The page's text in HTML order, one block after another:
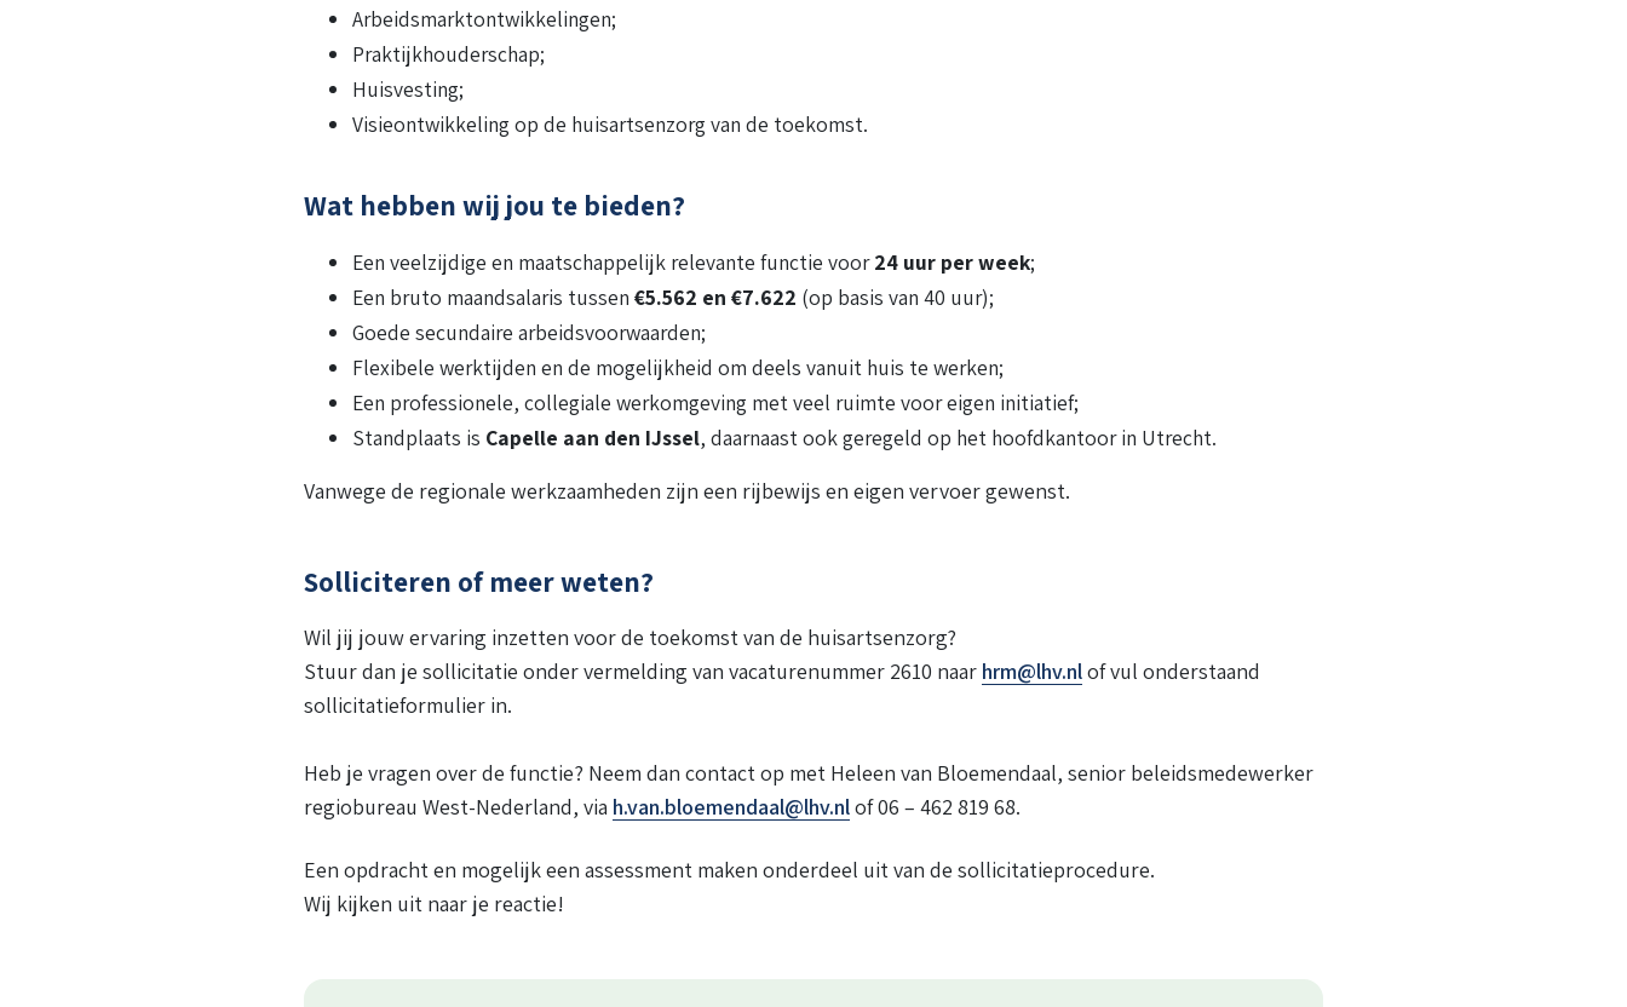
Arbeidsmarktontwikkelingen;
Praktijkhouderschap;
Huisvesting;
Visieontwikkeling op de huisartsenzorg van de toekomst.
Wat hebben wij jou te bieden?
Een veelzijdige en maatschappelijk relevante functie voor24 uur per week;
Een bruto maandsalaris tussen €5.562 en €7.622 (op basis van 40 uur);
Goede secundaire arbeidsvoorwaarden;
Flexibele werktijden en de mogelijkheid om deels vanuit huis te werken;
Een professionele, collegiale werkomgeving met veel ruimte voor eigen initiatief;
Standplaats is Capelle aan den IJssel, daarnaast ook geregeld op het hoofdkantoor in Utrecht.
Vanwege de regionale werkzaamheden zijn een rijbewijs en eigen vervoer gewenst.
Solliciteren of meer weten?
Wil jij jouw ervaring inzetten voor de toekomst van de huisartsenzorg?
Stuur dan je sollicitatie onder vermelding van vacaturenummer 2610 naar hrm@lhv.nlof vul onderstaand
sollicitatieformulier in.
Heb je vragen over de functie? Neem dan contact op met Heleen van Bloemendaal, senior beleidsmedewerker
regiobureau West-Nederland, via h.van.bloemendaal@lhv.nlof 06 – 462 819 68.
Een opdracht en mogelijk een assessment maken onderdeel uit van de sollicitatieprocedure.
Wij kijken uit naar je reactie!